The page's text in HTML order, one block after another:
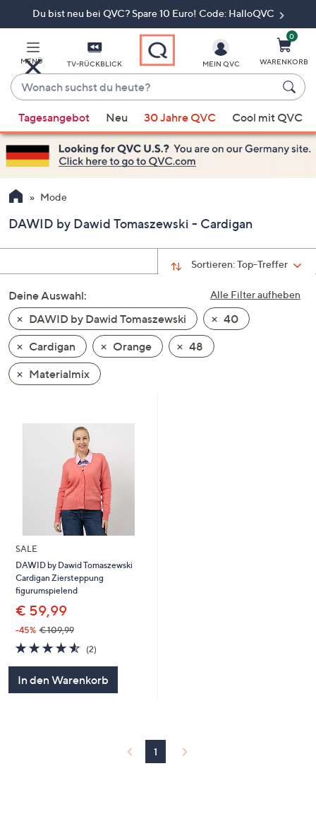
Du bist neu bei QVC? Spare 10 Euro! Code: HalloQVC
MENÜ TV-RÜCKBLICK
Wonach
suchst
du
heute?
Vorschläge
verfügbar
sind,
verwenden
Sie
Pfeiltasten
nach
und
nach
unten
oder
wischen
Sie
auf
anzuzeigen.
MEIN QVC
0
WARENKORB
Tagesangebot Neu 30 Jahre QVC Cool mit QVC
Mode
DAWID by Dawid Tomaszewski - Cardigan
Sortieren:Top-Treffer
Alle Filter aufheben
Deine Auswahl:
DAWID by Dawid Tomaszewski
40
Cardigan
Orange
48
Materialmix
SALE
DAWID by Dawid Tomaszewski
Cardigan Ziersteppung
figurumspielend
€ 59,99
-45% € 109,99
4.5
von
(2)2
In den Warenkorb
1